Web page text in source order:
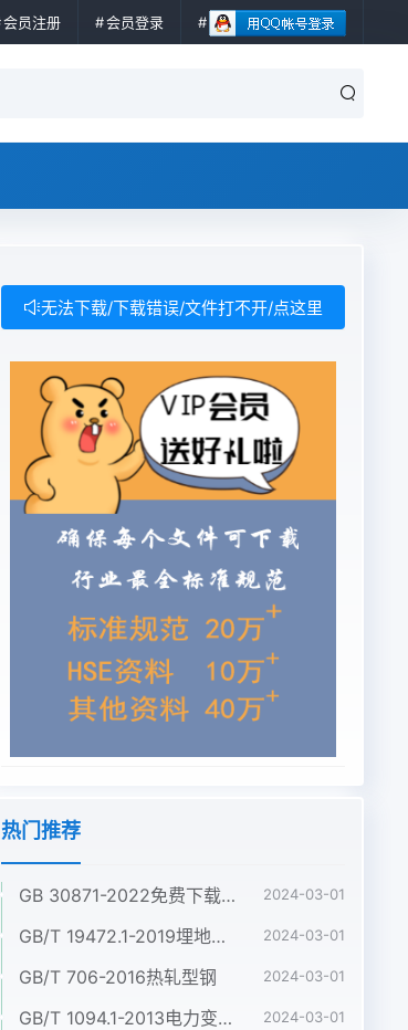
会员注册 会员登录
无法下载/下载错误/文件打不开/点这里
热门推荐
GB 30871-2022免费下载危险化学品企业特殊作业安全规范 2024-03-01
GB/T 19472.1-2019埋地用聚乙烯(PE)结构壁管道系统 第1部分:聚乙烯双壁波纹管材 2024-03-01
GB/T 706-2016热轧型钢 2024-03-01
GB/T 1094.1-2013电力变压器 第1部分:总则 2024-03-01